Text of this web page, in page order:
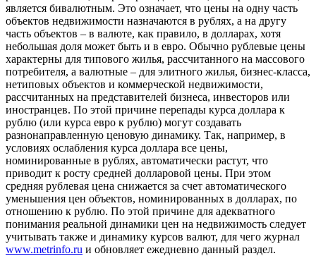
является бивалютным. Это означает, что цены на одну часть
объектов недвижимости назначаются в рублях, а на другу
часть объектов – в валюте, как правило, в долларах, хотя
небольшая доля может быть и в евро. Обычно рублевые цены
характерны для типового жилья, рассчитанного на массового
потребителя, а валютные – для элитного жилья, бизнес-класса,
нетиповых объектов и коммерческой недвижимости,
рассчитанных на представителей бизнеса, инвесторов или
иностранцев. По этой причине перепады курса доллара к
рублю (или курса евро к рублю) могут создавать
разнонаправленную ценовую динамику. Так, например, в
условиях ослабления курса доллара все цены,
номинированные в рублях, автоматически растут, что
приводит к росту средней долларовой цены. При этом
средняя рублевая цена снижается за счет автоматического
уменьшения цен объектов, номинированных в долларах, по
отношению к рублю. По этой причине для адекватного
понимания реальной динамики цен на недвижимость следует
учитывать также и динамику курсов валют, для чего журнал
www.metrinfo.ru и обновляет ежедневно данный раздел.